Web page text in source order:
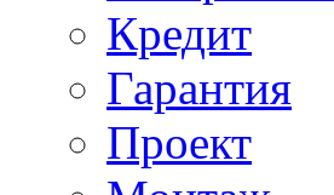
Кредит
Гарантия
Проект